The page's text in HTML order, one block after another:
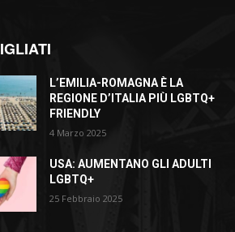
L’EMILIA-ROMAGNA È LA
REGIONE D’ITALIA PIÙ LGBTQ+
FRIENDLY
4 Marzo 2025
USA: AUMENTANO GLI ADULTI
LGBTQ+
25 Febbraio 2025